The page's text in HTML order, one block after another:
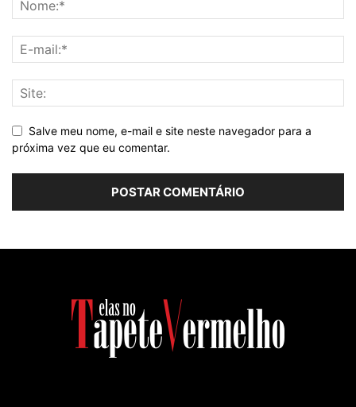
Salve meu nome, e-mail e site neste navegador para a
próxima vez que eu comentar.